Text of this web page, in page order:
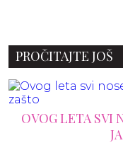
PROČITAJTE JOŠ
OVOG LETA SVI